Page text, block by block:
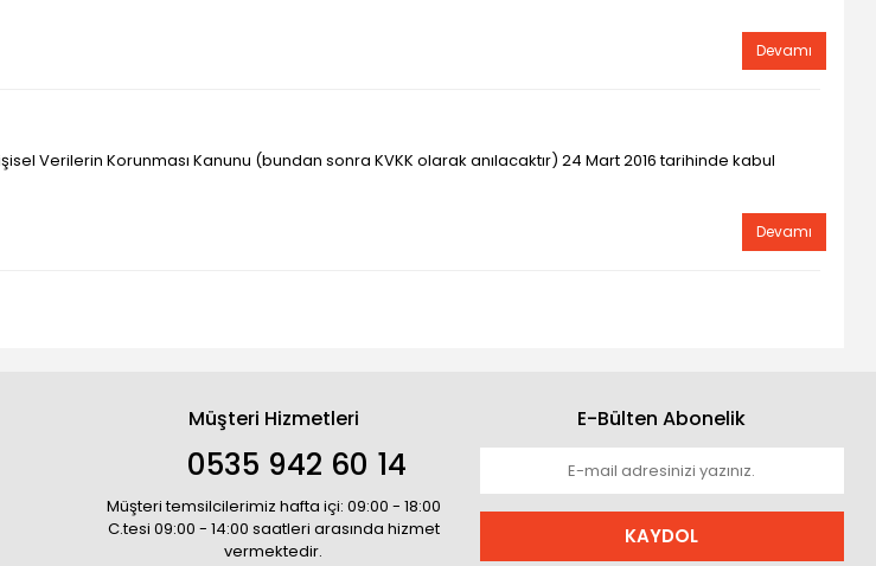
Devamı
Verilerin Korunması Kanunu (bundan sonra KVKK olarak anılacaktır) 24 Mart 2016 tarihinde kabul
Devamı
Müşteri Hizmetleri
0535 942 60 14
Müşteri temsilcilerimiz hafta içi: 09:00 - 18:00
C.tesi 09:00 - 14:00 saatleri arasında hizmet
vermektedir.
E-Bülten Abonelik
KAYDOL